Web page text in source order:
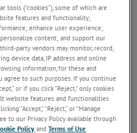
bietet eine hervorragende
und ist sowohl für
als auch überhängende
ausgelegt. Die hohe Wank-,
und Giermomentbelastbarkeit
Genauigkeit und
mit beträchtlicher
treibt einen maschinell
an, der auf einer Präzisions-
Stahl befestigt ist, was zu
führt. Die
tools (“cookies”), some of which are
features and functionality;
enhance user experience;
content; and support our
party vendors may monitor, record,
device data, IP address and online
information, for these and
agree to such purposes. If you continue
or if you click “Reject,” only cookies
website features and functionalities
“Accept,” “Reject,” or “Manage
to our Privacy Policy available through
Policy, andTerms of Use.